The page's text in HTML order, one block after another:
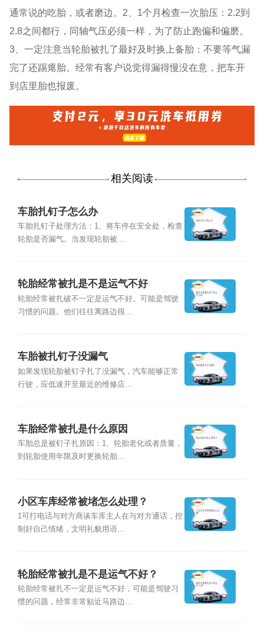
通常说的吃胎，或者磨边。2、1个月检查一次胎压：2.2到
2.8之间都行，同轴气压必须一样，为了防止跑偏和偏磨。
3、一定注意当轮胎被扎了最好及时换上备胎：不要等气漏
完了还踢瘪胎。经常有客户说觉得漏得慢没在意，把车开
到店里胎也报废。
相关阅读
车胎扎钉子怎么办
车胎扎钉子处理方法：1、将车停在安全处，检查
轮胎是否漏气。当发现轮胎被...
轮胎经常被扎是不是运气不好
轮胎经常被扎破不一定是运气不好。可能是驾驶
习惯的问题。他们往往离路边很...
车胎被扎钉子没漏气
如果发现轮胎被钉子扎了没漏气，汽车能够正常
行驶，应低速开至最近的维修店...
车胎经常被扎是什么原因
车胎总是被钉子扎原因：1、轮胎老化或者质量，
到轮胎使用年限及时更换轮胎...
小区车库经常被堵怎么处理？
1可打电话与对方商谈车库主人在与对方通话，控
制好自己情绪，文明礼貌用语...
轮胎经常被扎是不是运气不好？
轮胎经常被扎不一定是运气不好，可能是驾驶习
惯的问题，经常非常贴近马路边...